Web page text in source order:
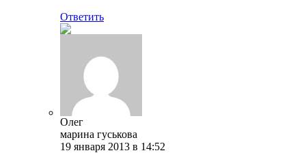
Ответить
Олег
марина гуськова
19 января 2013 в 14:52